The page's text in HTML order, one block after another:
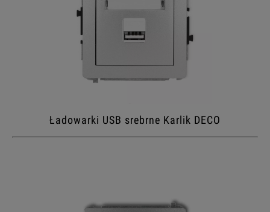
Ładowarki USB srebrne Karlik DECO